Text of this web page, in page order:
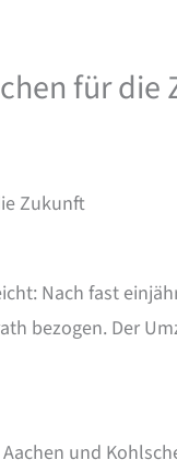
für die
Zukunft
Nach fast
bezogen. Der
und